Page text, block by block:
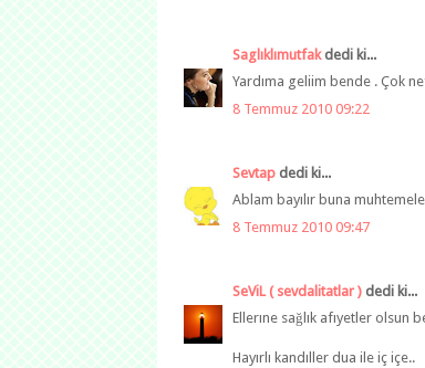
Saglıklımutfakdedi ki...
Yardıma geliim bende . Çok
8 Temmuz 2010 09:22
Sevtap dedi ki...
Ablam bayılır buna
8 Temmuz 2010 09:47
SeViL ( sevdalitatlar ) dedi ki...
Ellerıne sağlık afıyetler olsun
Hayırlı kandıller dua ile iç içe..